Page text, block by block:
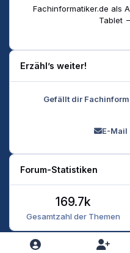
Fachinformatiker.de als
Tablet
Erzähl’s weiter!
Gefällt dir
E-Mail
Forum-Statistiken
Gesamtzahl der Themen
169.7k